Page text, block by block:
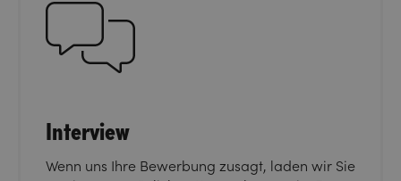
Interview
Wenn uns Ihre Bewerbung zusagt, laden wir Sie